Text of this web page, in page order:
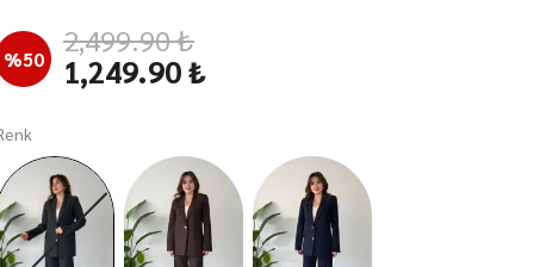
%50 2,499.90 ₺
1,249.90 ₺